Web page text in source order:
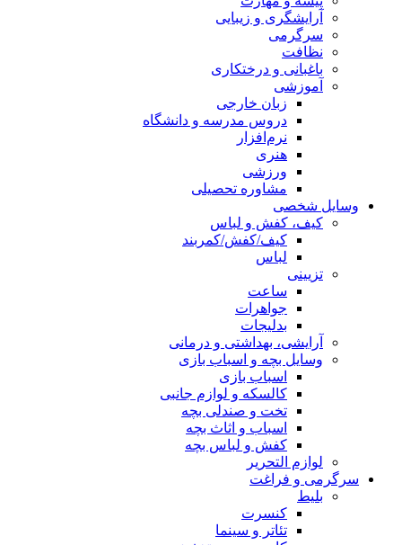
آرایشگری و زیبایی
سرگرمی
نظافت
باغبانی و درختکاری
آموزشی
زبان خارجی
دروس مدرسه و دانشگاه
نرم‌افزار
هنری
ورزشی
مشاوره تحصیلی
وسایل شخصی
کیف، کفش و لباس
کیف/کفش/کمربند
لباس
تزیینی
ساعت
جواهرات
بدلیجات
آرایشی، بهداشتی و درمانی
وسایل بچه و اسباب بازی
اسباب بازی
کالسکه و لوازم جانبی
تخت و صندلی بچه
اسباب و اثاث بچه
کفش و لباس بچه
لوازم التحریر
سرگرمی و فراغت
بلیط
کنسرت
تئاتر و سینما